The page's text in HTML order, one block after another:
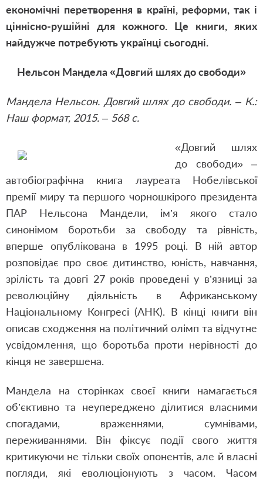
економічні перетворення в країні, реформи, так і
ціннісно-рушійні для кожного. Це книги, яких
найдужче потребують українці сьогодні.
Нельсон Мандела «Довгий шлях до свободи»
Мандела Нельсон. Довгий шлях до свободи. – К.:
Наш формат, 2015. – 568 с.
«Довгий шлях
до свободи» –
автобіографічна книга лауреата Нобелівської
премії миру та першого чорношкірого президента
ПАР Нельсона Мандели, ім’я якого стало
синонімом боротьби за свободу та рівність,
вперше опублікована в 1995 році. В ній автор
розповідає про своє дитинство, юність, навчання,
зрілість та довгі 27 років проведені у в’язниці за
революційну діяльність в Африканському
Національному Конгресі (АНК). В кінці книги він
описав сходження на політичний олімп та відчутне
усвідомлення, що боротьба проти нерівності до
кінця не завершена.
Мандела на сторінках своєї книги намагається
об’єктивно та неупереджено ділитися власними
спогадами, враженнями, сумнівами,
переживаннями. Він фіксує події свого життя
критикуючи не тільки своїх опонентів, але й власні
погляди, які еволюціонують з часом. Часом